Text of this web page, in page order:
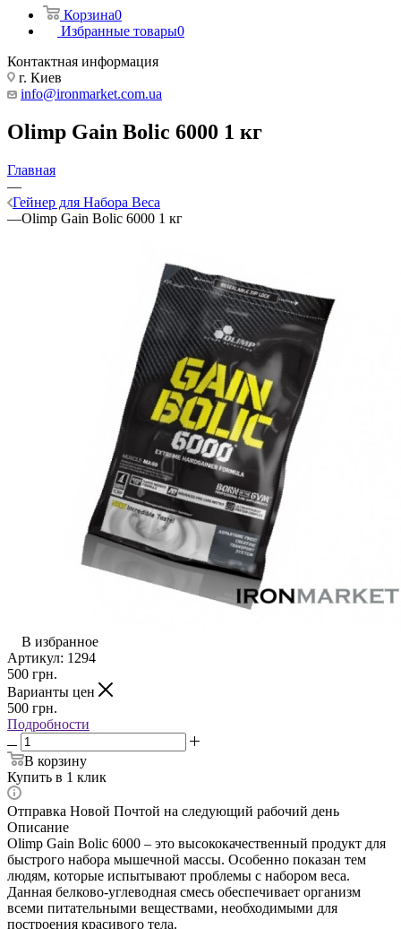
Корзина0
Избранные товары0
Контактная информация
г. Киев
info@ironmarket.com.ua
Olimp Gain Bolic 6000 1 кг
Главная
—
Гейнер для Набора Веса
—Olimp Gain Bolic 6000 1 кг
В избранное
Артикул: 1294
500 грн.
Варианты цен
500 грн.
Подробности
В корзину
Купить в 1 клик
Отправка Новой Почтой на следующий рабочий день
Описание
Olimp Gain Bolic 6000 – это высококачественный продукт для
быстрого набора мышечной массы. Особенно показан тем
людям, которые испытывают проблемы с набором веса.
Данная белково-углеводная смесь обеспечивает организм
всеми питательными веществами, необходимыми для
построения красивого тела.